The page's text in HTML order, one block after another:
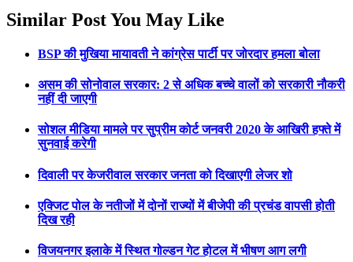
Similar Post You May Like
BSP की मुखिया मायावती ने कांग्रेस पार्टी पर जोरदार हमला बोला
असम की सोनोवाल सरकार: 2 से अधिक बच्चे वालों को सरकारी नौकरी
नहीं दी जाएगी
सोशल मीडिया मामले पर सुप्रीम कोर्ट जनवरी 2020 के आखिरी हफ्ते में
सुनवाई करेगी
दिवाली पर केजरीवाल सरकार जनता को दिखाएगी लेजर शो
एक्जिट पोल के नतीजों में दोनों राज्यों में बीजेपी की प्रचंड वापसी होती
दिख रही
विजयनगर इलाके में स्थित गोल्डन गेट होटल में भीषण आग लगी